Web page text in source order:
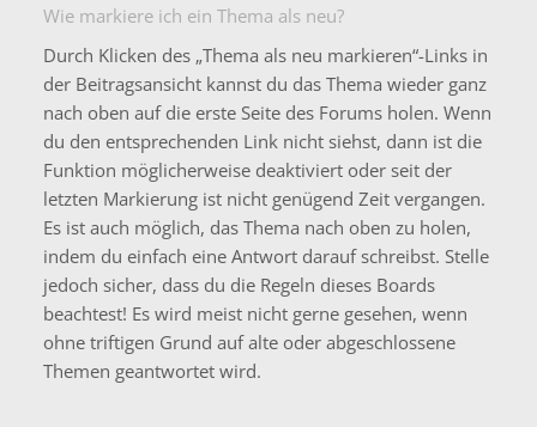
Wie markiere ich ein Thema als neu?
Durch Klicken des „Thema als neu markieren“-Links in
der Beitragsansicht kannst du das Thema wieder ganz
nach oben auf die erste Seite des Forums holen. Wenn
du den entsprechenden Link nicht siehst, dann ist die
Funktion möglicherweise deaktiviert oder seit der
letzten Markierung ist nicht genügend Zeit vergangen.
Es ist auch möglich, das Thema nach oben zu holen,
indem du einfach eine Antwort darauf schreibst. Stelle
jedoch sicher, dass du die Regeln dieses Boards
beachtest! Es wird meist nicht gerne gesehen, wenn
ohne triftigen Grund auf alte oder abgeschlossene
Themen geantwortet wird.